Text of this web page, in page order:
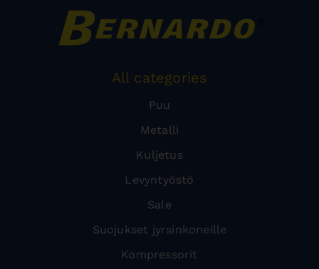
All categories
Puu
Metalli
Kuljetus
Levyntyöstö
Sale
Suojukset jyrsinkoneille
Kompressorit